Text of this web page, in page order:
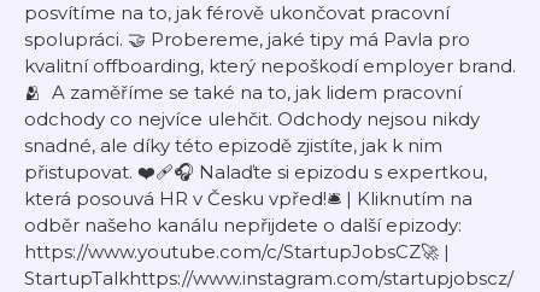
posvítíme na to, jak férově ukončovat pracovní
spolupráci. 🤝 Probereme, jaké tipy má Pavla pro
kvalitní offboarding, který nepoškodí employer brand.
🫂 A zaměříme se také na to, jak lidem pracovní
odchody co nejvíce ulehčit. Odchody nejsou nikdy
snadné, ale díky této epizodě zjistíte, jak k nim
přistupovat. ❤️‍🩹🎧 Nalaďte si epizodu s expertkou,
která posouvá HR v Česku vpřed!🛎 | Kliknutím na
odběr našeho kanálu nepřijdete o další epizody:
https://www.youtube.com/c/StartupJobsCZ🚀 |
StartupTalkhttps://www.instagram.com/startupjobscz/